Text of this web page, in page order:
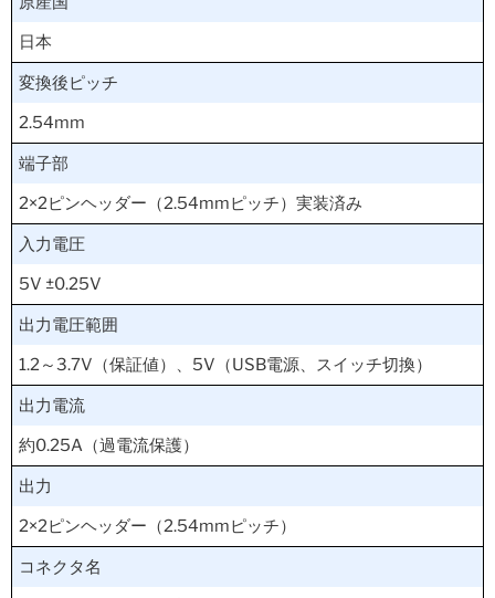
日本
変換後ピッチ
2.54mm
端子部
2×2ピンヘッダー（2.54mmピッチ）実装済み
入力電圧
5V ±0.25V
出力電圧範囲
1.2～3.7V（保証値）、5V（USB電源、スイッチ切換）
出力電流
約0.25A（過電流保護）
出力
2×2ピンヘッダー（2.54mmピッチ）
コネクタ名